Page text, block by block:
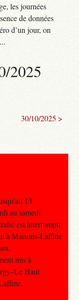
les journées
de données
d’un jour, on
2025
30/10/2025 >
13
au samedi
est interrompu
à Maisons-Laffitte
mis à
Haut